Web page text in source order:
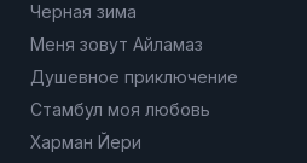
Черная зима
Меня зовут Айламаз
Душевное приключение
Стамбул моя любовь
Харман Йери